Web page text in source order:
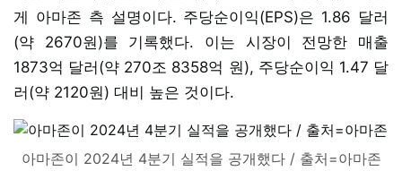
게 아마존 측 설명이다. 주당순이익(EPS)은 1.86 달러
(약 2670원)를 기록했다. 이는 시장이 전망한 매출
1873억 달러(약 270조 8358억 원), 주당순이익 1.47 달
러(약 2120원) 대비 높은 것이다.
아마존이 2024년 4분기 실적을 공개했다 / 출처=아마존